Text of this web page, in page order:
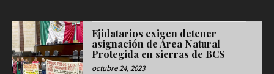
Ejidatarios exigen detener
asignación de Área Natural
Protegida en sierras de BCS
octubre 24, 2023